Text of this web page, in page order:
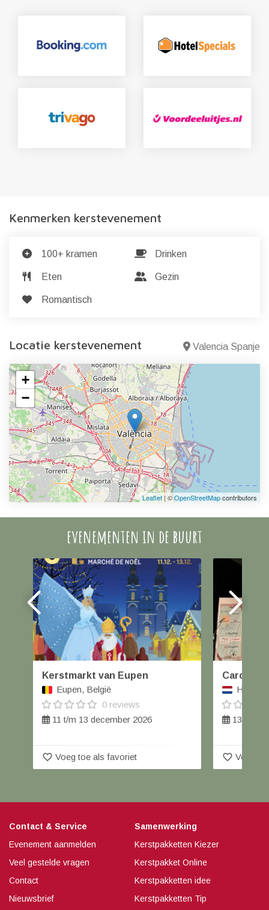
Kenmerken kerstevenement
100+ kramen Drinken
Eten Gezin
Romantisch
Locatie kerstevenement Valencia Spanje
+
−
Leaflet| ©OpenStreetMapcontributors
evenementen in de buurt
Kerstmarkt van Eupen
Eupen, België
0 reviews
11 t/m 13 december 2026
favorite_border Voeg toe als favoriet
Carolus
13
favorite_border Voeg
Contact & Service
Evenement aanmelden
Veel gestelde vragen
Contact
Nieuwsbrief
Samenwerking
Kerstpakketten Kiezer
Kerstpakket Online
Kerstpakketten idee
Kerstpakketten Tip